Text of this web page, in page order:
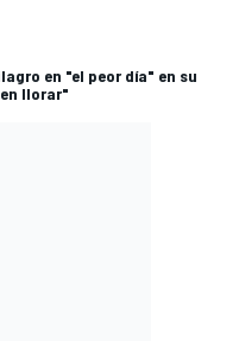
en "el peor día" en su
llorar"